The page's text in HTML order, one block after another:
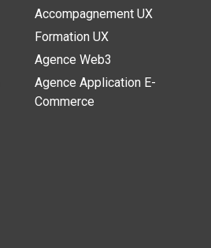
Accompagnement UX
Formation UX
Agence Web3
Agence Application E-
Commerce